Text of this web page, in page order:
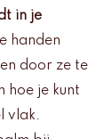
in je
handen
door ze te
hoe je kunt
vlak.